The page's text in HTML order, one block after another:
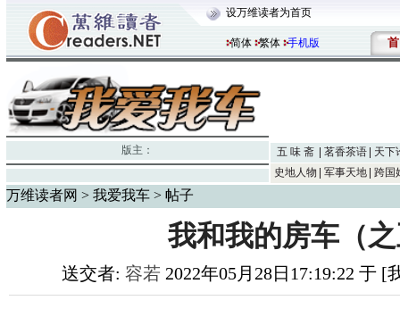
设万维读者为首页
简体 繁体 手机版 首
版主： 五 味 斋 茗香茶语
天下
史地人物
军事天地 跨国
万维读者网 > 我爱我车 > 帖子
我和我的房车（
送交者: 容若 2022年05月28日17:19:22 于